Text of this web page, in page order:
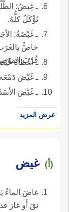
ـ غِيضُ:
يُؤْكَلُ كلُّهُ.
ـ غَيْضَةُ:
خاصٌّ
قُرْبَ
ـ أعْطاهُ
ـ غَيَّضَ
ـ غَيَّضَ
عرض المزيد
(أ) غيض
نقَ أَو غارَ